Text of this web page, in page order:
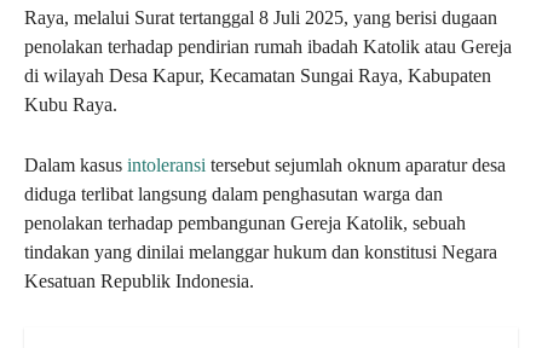
Raya, melalui Surat tertanggal 8 Juli 2025, yang berisi dugaan
penolakan terhadap pendirian rumah ibadah Katolik atau Gereja
di wilayah Desa Kapur, Kecamatan Sungai Raya, Kabupaten
Kubu Raya.
Dalam kasus intoleransi tersebut sejumlah oknum aparatur desa
diduga terlibat langsung dalam penghasutan warga dan
penolakan terhadap pembangunan Gereja Katolik, sebuah
tindakan yang dinilai melanggar hukum dan konstitusi Negara
Kesatuan Republik Indonesia.